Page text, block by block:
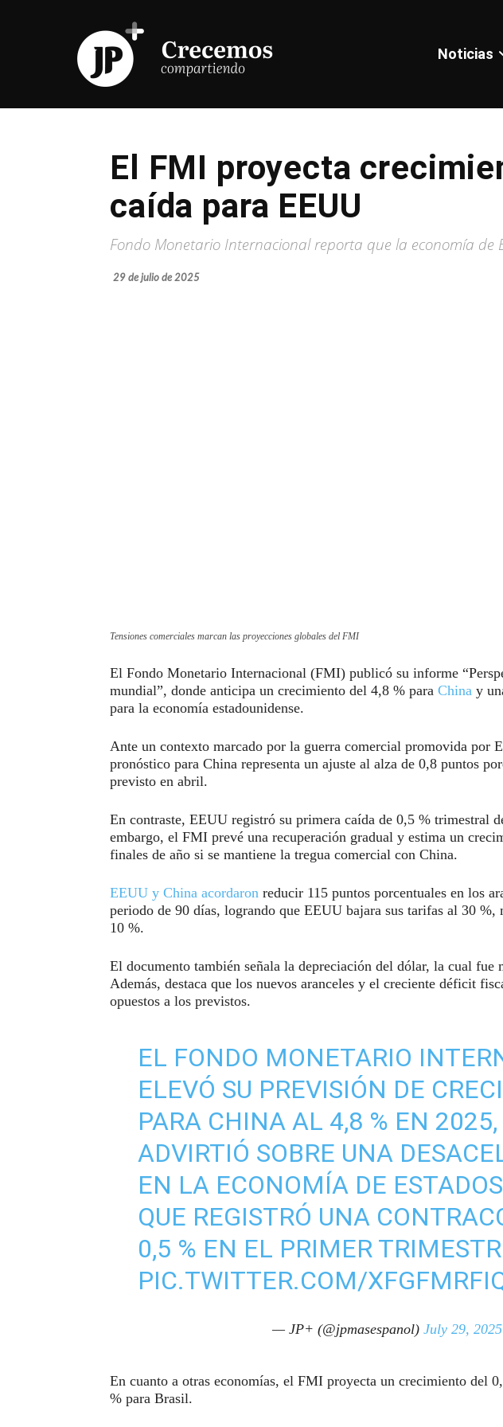
Noticias
El FMI proyecta
caída para EEUU
Fondo Monetario Internacional reporta que la economía de
29 de julio de 2025
Tensiones comerciales marcan las proyecciones globales del FMI
El Fondo Monetario Internacional (FMI) publicó su informe
mundial”, donde anticipa un crecimiento del 4,8 % para China y
para la economía estadounidense.
Ante un contexto marcado por la guerra comercial promovida por
pronóstico para China representa un ajuste al alza de 0,8 puntos
previsto en abril.
En contraste, EEUU registró su primera caída de 0,5 % trimestral
embargo, el FMI prevé una recuperación gradual y estima un
finales de año si se mantiene la tregua comercial con China.
EEUU y China acordaron reducir 115 puntos porcentuales en los
periodo de 90 días, logrando que EEUU bajara sus tarifas al 30 %,
10 %.
El documento también señala la depreciación del dólar, la cual fue
Además, destaca que los nuevos aranceles y el creciente déficit
opuestos a los previstos.
EL FONDO MONETARIO
ELEVÓ SU PREVISIÓN DE
PARA CHINA AL 4,8 % EN
ADVIRTIÓ SOBRE UNA
EN LA ECONOMÍA DE
QUE REGISTRÓ UNA
0,5 % EN EL PRIMER
PIC.TWITTER.COM/
— JP+ (@jpmasespanol) July 29, 2025
En cuanto a otras economías, el FMI proyecta un crecimiento del
% para Brasil.